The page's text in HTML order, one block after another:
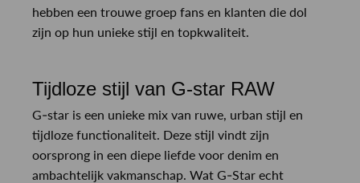
hebben een trouwe groep fans en klanten die dol
zijn op hun unieke stijl en topkwaliteit.
Tijdloze stijl van G-star RAW
G-star is een unieke mix van ruwe, urban stijl en
tijdloze functionaliteit. Deze stijl vindt zijn
oorsprong in een diepe liefde voor denim en
ambachtelijk vakmanschap. Wat G-Star echt